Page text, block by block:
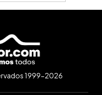
1999-2026